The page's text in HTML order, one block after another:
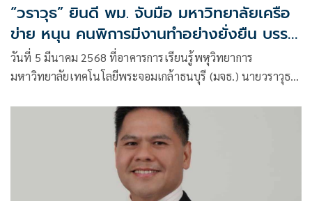
“วราวุธ” ยินดี พม. จับมือ มหาวิทยาลัยเครือ
ข่าย หนุน คนพิการมีงานทำอย่างยั่งยืน บรรลุ
เป้าหมาย
วันที่ 5 มีนาคม 2568 ที่อาคารการเรียนรู้พหุวิทยาการ
มหาวิทยาลัยเทคโนโลยีพระจอมเกล้าธนบุรี (มจธ.) นายวราวุธ
มั่นคงของมนุษย์ (รมว.พม.)